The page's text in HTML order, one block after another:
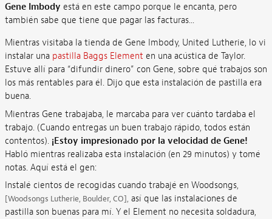
Gene Imbody está en este campo porque le encanta, pero
también sabe que tiene que pagar las facturas...
Mientras visitaba la tienda de Gene Imbody, United Lutherie, lo vi
instalar una pastilla Baggs Element en una acústica de Taylor.
Estuve allí para “difundir dinero” con Gene, sobre qué trabajos son
los más rentables para él. Dijo que esta instalación de pastilla era
buena.
Mientras Gene trabajaba, le marcaba para ver cuánto tardaba el
trabajo. (Cuando entregas un buen trabajo rápido, todos están
contentos). ¡Estoy impresionado por la velocidad de Gene!
Habló mientras realizaba esta instalación (en 29 minutos) y tomé
notas. Aquí está el gen:
Instalé cientos de recogidas cuando trabajé en Woodsongs,
[Woodsongs Lutherie, Boulder, CO], así que las instalaciones de
pastilla son buenas para mí. Y el Element no necesita soldadura,